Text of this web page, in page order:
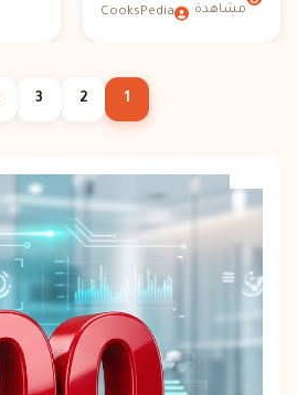
مشاهدة
CooksPedia
1
2
3